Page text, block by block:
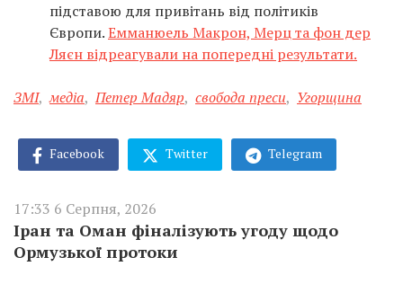
підставою для привітань від політиків
Європи.Емманюель Макрон, Мерц та фон дер
Ляєн відреагували на попередні результати.
ЗМІ, медіа, Петер Мадяр, свобода преси, Угорщина
Facebook Twitter Telegram
17:33 6 Серпня, 2026
Іран та Оман фіналізують угоду щодо
Ормузької протоки